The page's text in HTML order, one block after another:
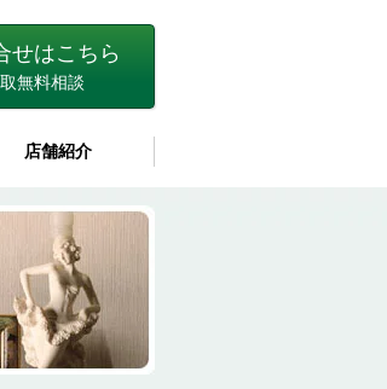
せはこちら
無料相談
店舗紹介